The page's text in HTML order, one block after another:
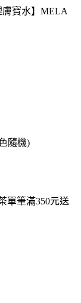
膚寶水】MELA
隨機)
單筆滿350元送